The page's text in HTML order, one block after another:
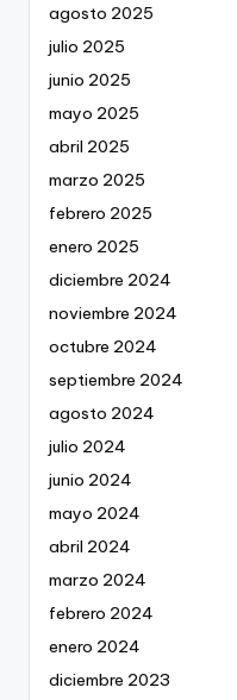
agosto 2025
julio 2025
junio 2025
mayo 2025
abril 2025
marzo 2025
febrero 2025
enero 2025
diciembre 2024
noviembre 2024
octubre 2024
septiembre 2024
agosto 2024
julio 2024
junio 2024
mayo 2024
abril 2024
marzo 2024
febrero 2024
enero 2024
diciembre 2023